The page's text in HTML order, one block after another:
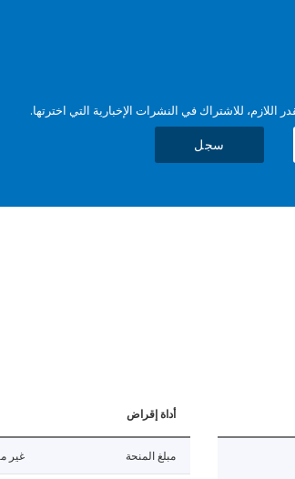
اللازم، للاشتراك في النشرات الإخبارية التي اخترتها.
سجل
أداة إقراض
مبلغ المنحة غير